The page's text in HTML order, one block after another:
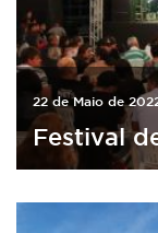
22 de Maio de
Festival